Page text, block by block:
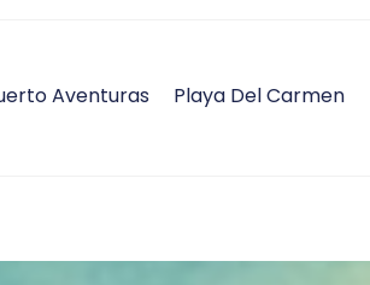
Aventuras Playa Del Carmen